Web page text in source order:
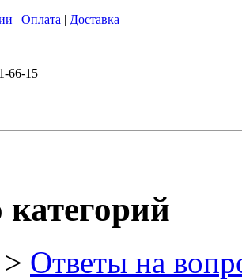
| Оплата | Доставка
66-15
> Ответы на